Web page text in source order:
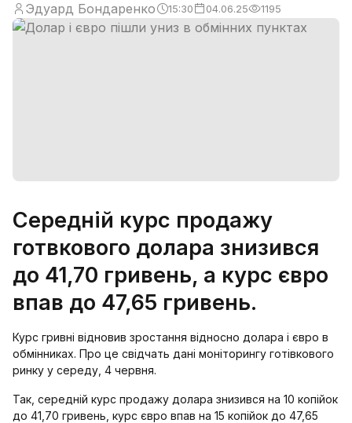
Эдуард Бондаренко 15:30 04.06.25 1195
Середній курс продажу
готвкового долара знизився
до 41,70 гривень, а курс євро
впав до 47,65 гривень.
Курс гривні відновив зростання відносно долара і євро в
обмінниках. Про це свідчать дані моніторингу готівкового
ринку у середу, 4 червня.
Так, середній курс продажу долара знизився на 10 копійок
до 41,70 гривень, курс євро впав на 15 копійок до 47,65